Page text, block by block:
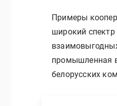
Примеры
широкий
промышленная
белорусских